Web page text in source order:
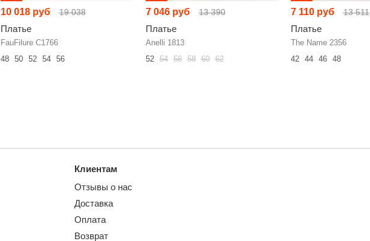
10 018 руб 19 038
Платье
FauFilure С1766
48
50 52 54 56
7 046 руб 13 390
Платье
Anelli 1813
52 54 56 58 60 62
7 110 руб 13 511
Платье
The Name 2356
42
44 46 48
Клиентам
Отзывы о нас
Доставка
Оплата
Возврат